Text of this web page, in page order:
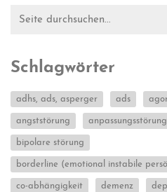
nach:
Schlagwörter
adhs, ads, asperger ads
angststörung anpassungsstörung
bipolare störung
borderline (emotional instabile
co-abhängigkeit demenz